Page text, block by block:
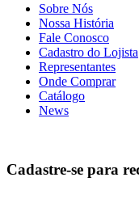
Sobre Nós
Nossa História
Fale Conosco
Cadastro do Lojista
Representantes
Onde Comprar
Catálogo
News
Cadastre-se para